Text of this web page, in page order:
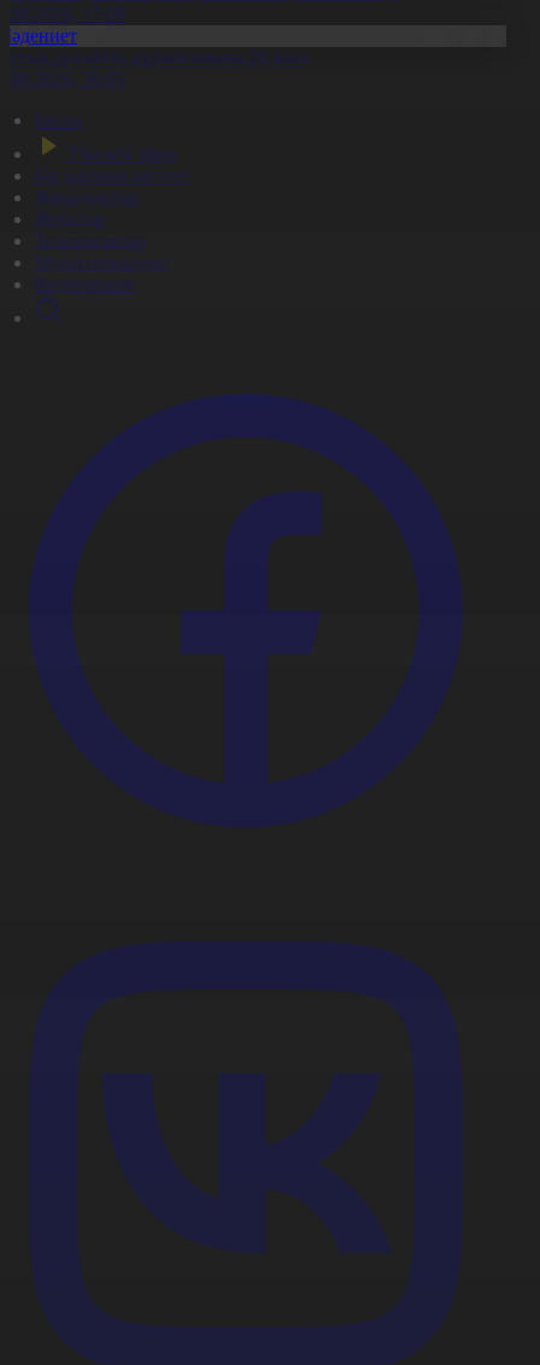
17:09
архивтің құрылғанына 20 жыл
20:03
Басты
Тікелей эфир
Бағдарлама кестесі
Жаңалықтар
Жобалар
Телехикаялар
Мультсериалдар
Видеоархив